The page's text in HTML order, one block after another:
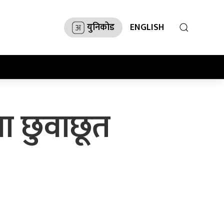
युनिकोड ENGLISH
छुवाछूत